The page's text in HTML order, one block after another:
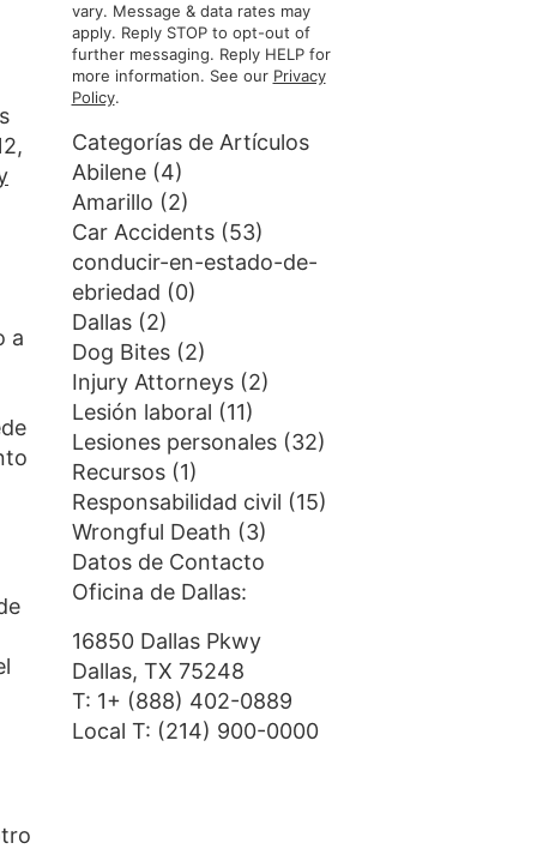
a
vary. Message & data rates may
apply. Reply STOP to opt-out of
further messaging. Reply HELP for
more information. See our Privacy
Policy.
Categorías de Artículos
Abilene(4)
Amarillo (2)
Car Accidents(53)
conducir-en-estado-de-
ebriedad (0)
Dallas(2)
Dog Bites(2)
Injury Attorneys(2)
Lesión laboral (11)
Lesiones personales(32)
Recursos(1)
Responsabilidad civil (15)
Wrongful Death (3)
Datos de Contacto
Oficina de Dallas:
16850 Dallas Pkwy
Dallas, TX 75248
T: 1+ (888) 402-0889
Local T: (214) 900-0000